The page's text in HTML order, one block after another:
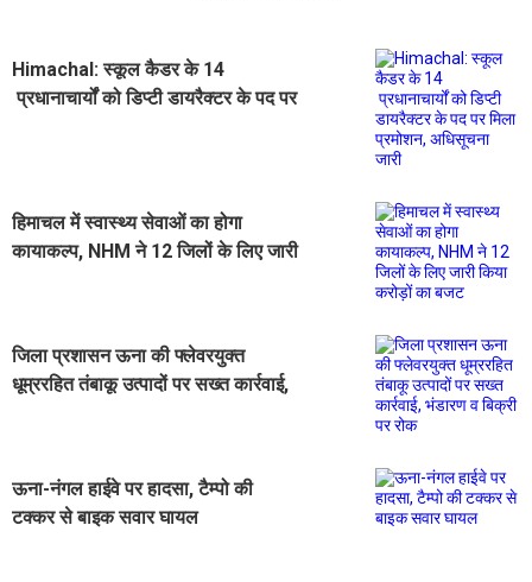
Himachal: स्कूल कैडर के 14
प्रधानाचार्यों को डिप्टी डायरैक्टर के पद पर
हिमाचल में स्वास्थ्य सेवाओं का होगा
कायाकल्प, NHM ने 12 जिलों के लिए जारी
जिला प्रशासन ऊना की फ्लेवरयुक्त
धूम्ररहित तंबाकू उत्पादों पर सख्त कार्रवाई,
ऊना-नंगल हाईवे पर हादसा, टैम्पो की
टक्कर से बाइक सवार घायल